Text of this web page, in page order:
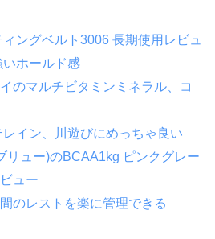
ングベルト3006 長期使用レビュ
ホールド感
のマルチビタミンミネラル、コ
イン、川遊びにめっちゃ良い
リュー)のBCAA1kg ピンクグレー
ュー
のレストを楽に管理できる